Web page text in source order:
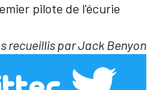
pilote de l'écurie
recueillis par Jack Benyon